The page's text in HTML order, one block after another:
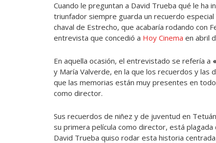
Cuando le preguntan a David Trueba qué le ha
triunfador siempre guarda un recuerdo
chaval de Estrecho, que acabaría rodando con
entrevista que concedió a Hoy Cinema en abril
En aquella ocasión, el entrevistado se refería a
y María Valverde, en la que los recuerdos y las
que las memorias están muy presentes en
como director.
Sus recuerdos de niñez y de juventud en
su primera película como director, está
David Trueba quiso rodar esta historia